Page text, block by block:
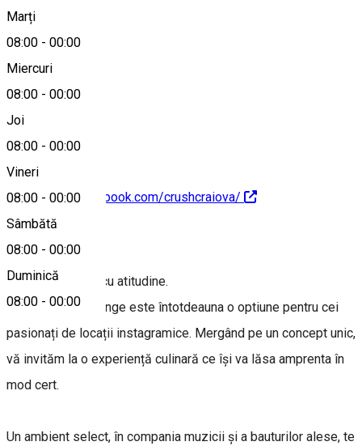
Marți
08:00 - 00:00
Miercuri
08:00 - 00:00
Joi
08:00 - 00:00
Vineri
08:00 - 00:00
Sâmbătă
08:00 - 00:00
Duminică
08:00 - 00:00
Hartă
https://www.facebook.com/crushcraiova/
Despre
Crush - locul tău cu atitudine.
CRUSH Bar & Lounge este întotdeauna o optiune pentru cei
pasionați de locații instagramice. Mergând pe un concept unic,
vă invităm la o experiență culinară ce își va lăsa amprenta în
mod cert.
Un ambient select, în compania muzicii și a bauturilor alese, te